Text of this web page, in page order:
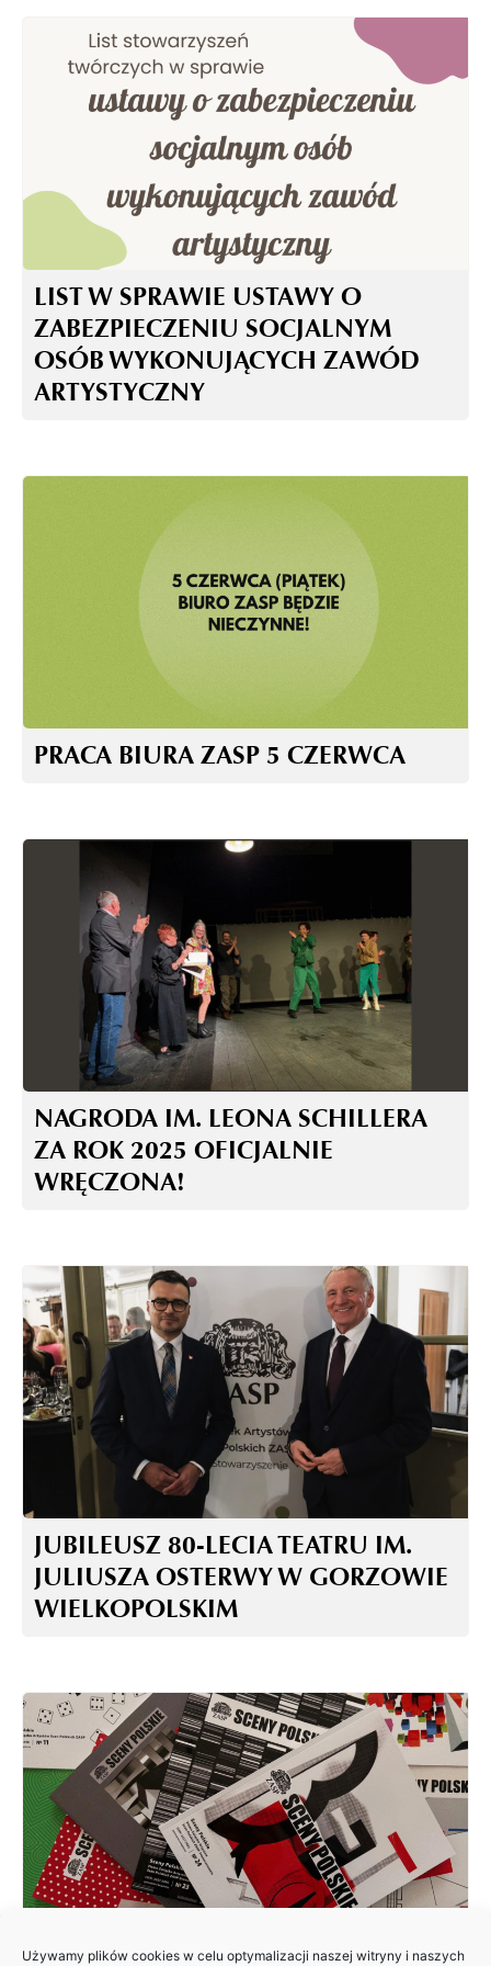
Używamy plików cookies w celu optymalizacji naszej witryny i naszych
LIST W SPRAWIE USTAWY O
ZABEZPIECZENIU SOCJALNYM
OSÓB WYKONUJĄCYCH ZAWÓD
ARTYSTYCZNY
PRACA BIURA ZASP 5 CZERWCA
NAGRODA IM. LEONA SCHILLERA
ZA ROK 2025 OFICJALNIE
WRĘCZONA!
JUBILEUSZ 80-LECIA TEATRU IM.
JULIUSZA OSTERWY W GORZOWIE
WIELKOPOLSKIM